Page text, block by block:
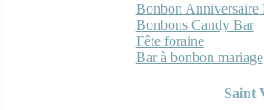
Bonbon Anniversaire
Bonbons Candy Bar
Fête foraine
Bar à bonbon mariage
Saint